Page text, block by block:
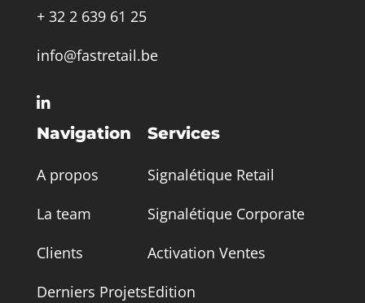
+ 32 2 639 61 25
info@fastretail.be

Navigation
A propos
La team
Clients
Derniers Projets
Services
Signalétique Retail
Signalétique Corporate
Activation Ventes
Edition